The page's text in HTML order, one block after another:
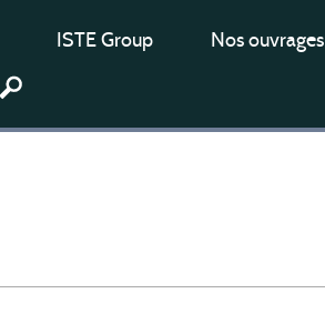
ISTE Group Nos ouvrages